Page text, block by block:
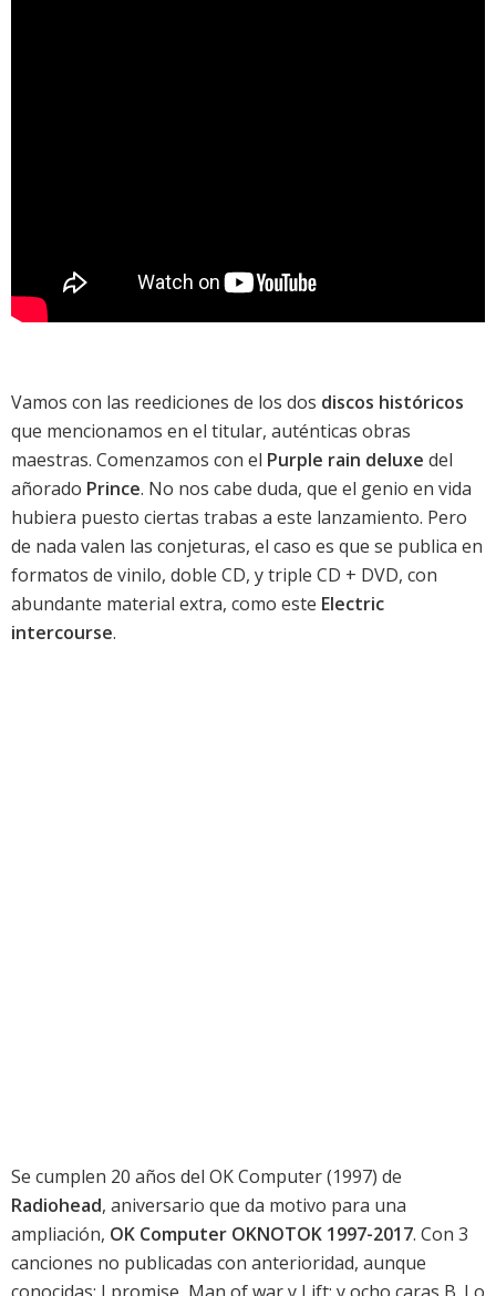
Vamos con las reediciones de los dos discos históricos
que mencionamos en el titular, auténticas obras
maestras. Comenzamos con el Purple rain deluxe del
añorado Prince. No nos cabe duda, que el genio en vida
hubiera puesto ciertas trabas a este lanzamiento. Pero
de nada valen las conjeturas, el caso es que se publica en
formatos de vinilo, doble CD, y triple CD + DVD, con
abundante material extra, como este Electric
intercourse.
Se cumplen 20 años del OK Computer(1997) de
Radiohead, aniversario que da motivo para una
ampliación, OK Computer OKNOTOK 1997-2017. Con 3
canciones no publicadas con anterioridad, aunque